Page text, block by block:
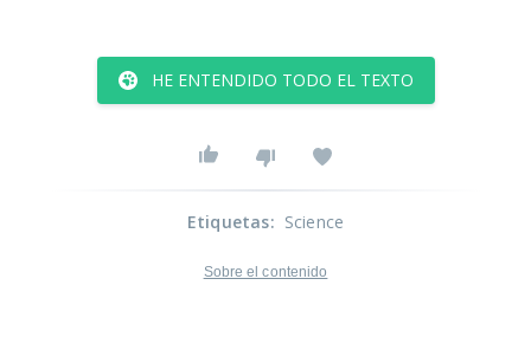
HE ENTENDIDO TODO EL TEXTO
Etiquetas: Science
Sobre el contenido